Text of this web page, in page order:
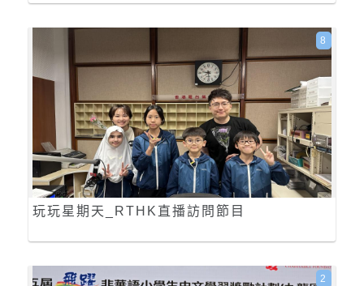
玩玩星期天_RTHK直播訪問節目
8
2